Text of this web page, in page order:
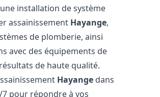
installation de système
assainissement Hayange,
de plomberie, ainsi
avec des équipements de
de haute qualité.
Hayange dans
pour répondre à vos